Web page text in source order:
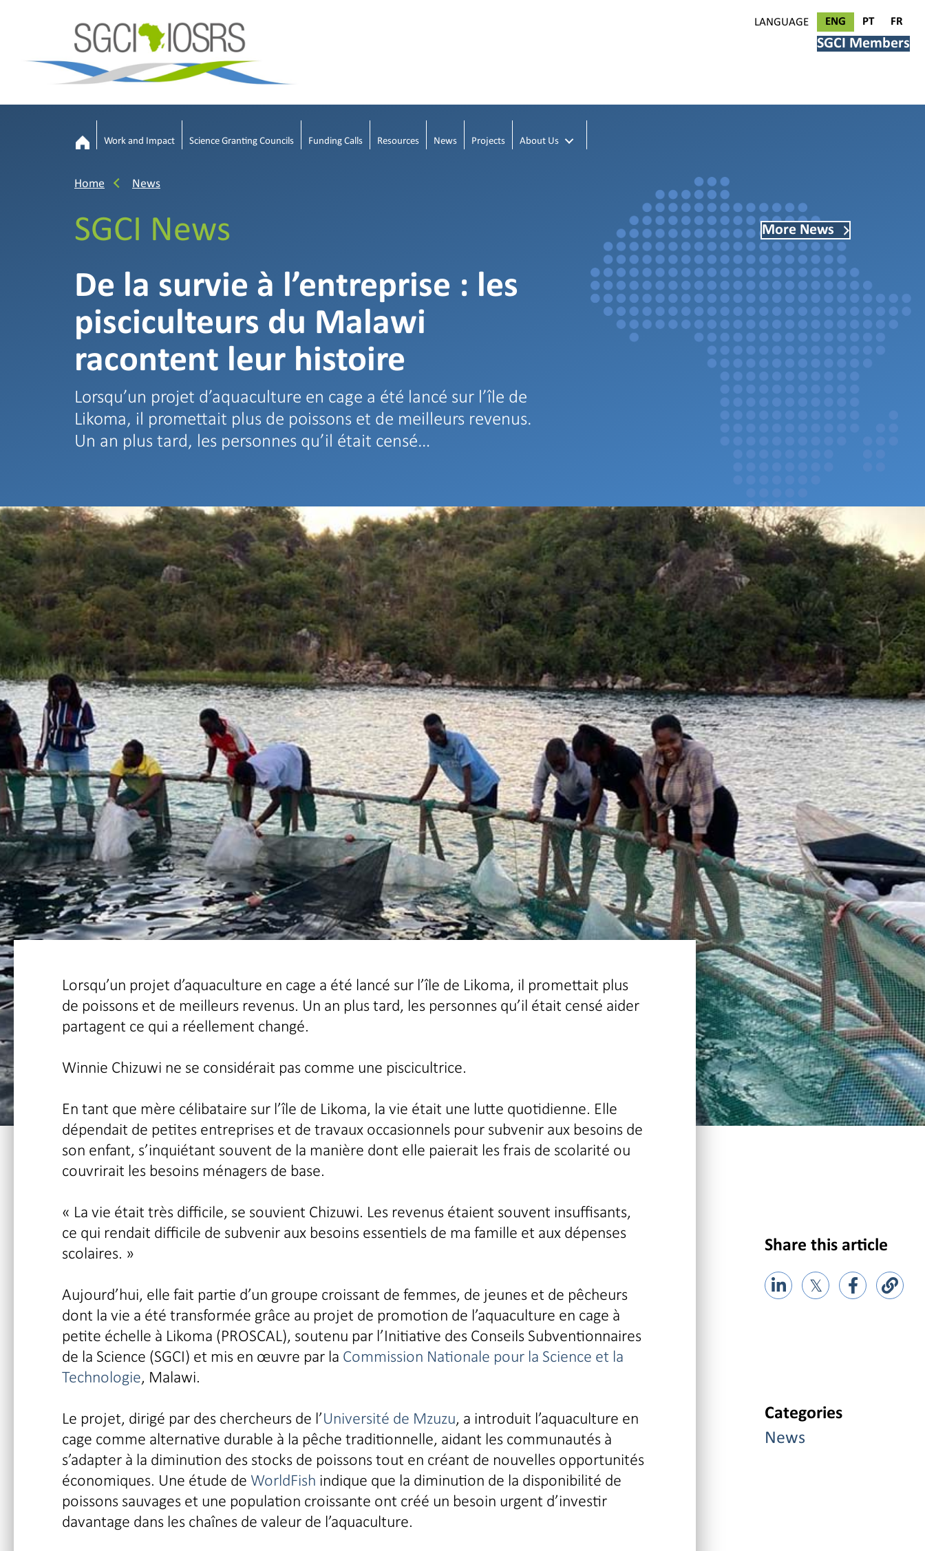
LANGUAGE ENG PT FR
SGCI Members
Work and Impact Science Granting Councils Funding Calls Resources News Projects About Us
Home News
SGCI News
De la survie à l’entreprise : les
pisciculteurs du Malawi
racontent leur histoire
Lorsqu’un projet d’aquaculture en cage a été lancé sur l’île de
Likoma, il promettait plus de poissons et de meilleurs revenus.
Un an plus tard, les personnes qu’il était censé…
More News
Lorsqu’un projet d’aquaculture en cage a été lancé sur l’île de Likoma, il promettait plus
de poissons et de meilleurs revenus. Un an plus tard, les personnes qu’il était censé aider
partagent ce qui a réellement changé.
Winnie Chizuwi ne se considérait pas comme une piscicultrice.
En tant que mère célibataire sur l’île de Likoma, la vie était une lutte quotidienne. Elle
dépendait de petites entreprises et de travaux occasionnels pour subvenir aux besoins de
son enfant, s’inquiétant souvent de la manière dont elle paierait les frais de scolarité ou
couvrirait les besoins ménagers de base.
« La vie était très difficile, se souvient Chizuwi. Les revenus étaient souvent insuffisants,
ce qui rendait difficile de subvenir aux besoins essentiels de ma famille et aux dépenses
scolaires. »
Aujourd’hui, elle fait partie d’un groupe croissant de femmes, de jeunes et de pêcheurs
dont la vie a été transformée grâce au projet de promotion de l’aquaculture en cage à
petite échelle à Likoma (PROSCAL), soutenu par l’Initiative des Conseils Subventionnaires
de la Science (SGCI) et mis en œuvre par la Commission Nationale pour la Science et la
Technologie, Malawi.
Le projet, dirigé par des chercheurs de l’Université de Mzuzu, a introduit l’aquaculture en
cage comme alternative durable à la pêche traditionnelle, aidant les communautés à
s’adapter à la diminution des stocks de poissons tout en créant de nouvelles opportunités
économiques. Une étude de WorldFish indique que la diminution de la disponibilité de
poissons sauvages et une population croissante ont créé un besoin urgent d’investir
davantage dans les chaînes de valeur de l’aquaculture.
Share this article
𝕏
Categories
News